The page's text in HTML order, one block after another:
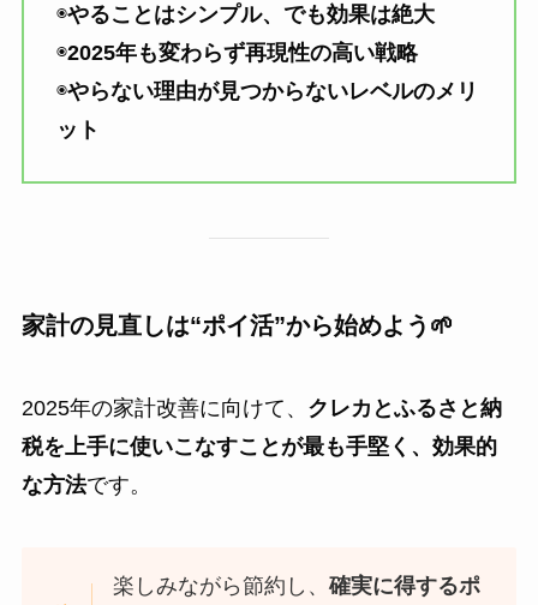
◉やることはシンプル、でも効果は絶大
◉2025年も変わらず再現性の高い戦略
◉やらない理由が見つからないレベルのメリ
ット
家計の見直しは“ポイ活”から始めよう🌱
2025年の家計改善に向けて、 クレカとふるさと納
税を上手に使いこなすことが最も手堅く、効果的
な方法です。
楽しみながら節約し、確実に得するポ